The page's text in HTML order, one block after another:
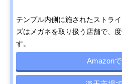
テンプル内側に施されたストラ
ズはメガネを取り扱う店舗で、
す。
Amazon